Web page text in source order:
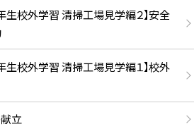
校外学習 清掃工場見学編２】安全
校外学習 清掃工場見学編１】校外
立